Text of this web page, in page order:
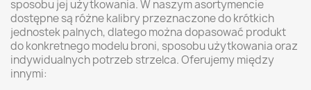
sposobu jej użytkowania. W naszym asortymencie
dostępne są różne kalibry przeznaczone do krótkich
jednostek palnych, dlatego można dopasować produkt
do konkretnego modelu broni, sposobu użytkowania oraz
indywidualnych potrzeb strzelca. Oferujemy między
innymi: